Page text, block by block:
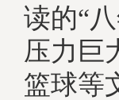
读的“
压力巨
篮球